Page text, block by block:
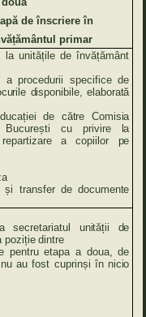
de înscriere în
primar
la unitățile de învățământ
a procedurii specifice de
disponibile,
elaborată
de către Comisia
București cu privire
la
a copiilor pe
și transferde documente
lasecretariatul unității
de
pozițiedintre
pentru etapa a doua, de
au fost cuprinși în nicio